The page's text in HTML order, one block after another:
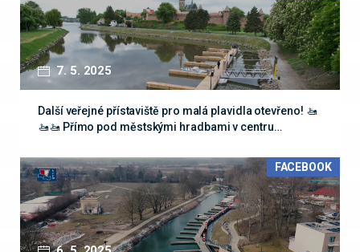
7. 5. 2025
Další veřejné přístaviště pro malá plavidla otevřeno! 🚤
🚤🚤 Přímo pod městskými hradbami v centru…
FACEBOOK